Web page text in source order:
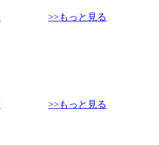
>>もっと見る
>>もっと見る